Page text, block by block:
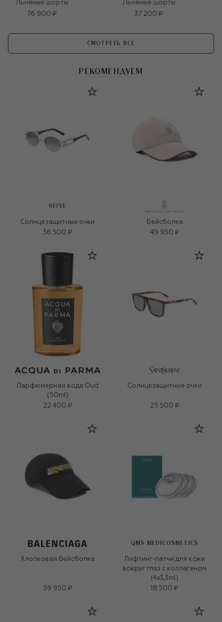
Льняные шорты
76 900 ₽
Льняные шорты
37 200 ₽
СМОТРЕТЬ ВСЕ
РЕКОМЕНДУЕМ
9FIVE
Солнцезащитные очки
36 500 ₽
Бейсболка
49 950 ₽
Парфюмерная вода Oud
(50ml)
22 400 ₽
Солнцезащитные очки
25 500 ₽
Хлопковая бейсболка
59 950 ₽
QMS MEDICOSMETICS
Лифтинг-патчи для кожи
вокруг глаз с коллагеном
(4x3,3ml)
18 500 ₽